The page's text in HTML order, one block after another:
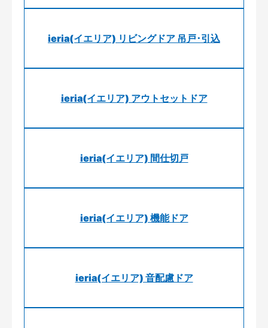
ieria(イエリア) リビングドア 吊戸･引込
ieria(イエリア) アウトセットドア
ieria(イエリア) 間仕切戸
ieria(イエリア) 機能ドア
ieria(イエリア) 音配慮ドア